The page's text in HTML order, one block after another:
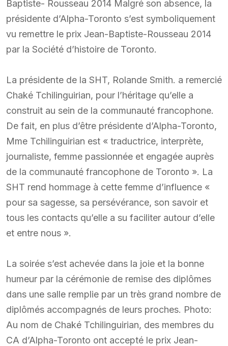
Baptiste- Rousseau 2014 Malgré son absence, la
présidente d’Alpha-Toronto s’est symboliquement
vu remettre le prix Jean-Baptiste-Rousseau 2014
par la Société d’histoire de Toronto.
La présidente de la SHT, Rolande Smith. a remercié
Chaké Tchilinguirian, pour l’héritage qu’elle a
construit au sein de la communauté francophone.
De fait, en plus d’être présidente d’Alpha-Toronto,
Mme Tchilinguirian est « traductrice, interprète,
journaliste, femme passionnée et engagée auprès
de la communauté francophone de Toronto ». La
SHT rend hommage à cette femme d’influence «
pour sa sagesse, sa persévérance, son savoir et
tous les contacts qu’elle a su faciliter autour d’elle
et entre nous ».
La soirée s’est achevée dans la joie et la bonne
humeur par la cérémonie de remise des diplômes
dans une salle remplie par un très grand nombre de
diplômés accompagnés de leurs proches. Photo:
Au nom de Chaké Tchilinguirian, des membres du
CA d’Alpha-Toronto ont accepté le prix Jean-